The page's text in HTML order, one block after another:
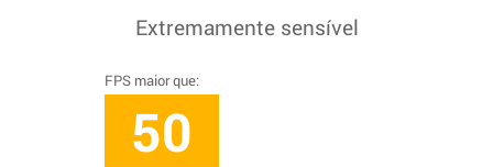
Extremamente sensível
FPS maior que:
50